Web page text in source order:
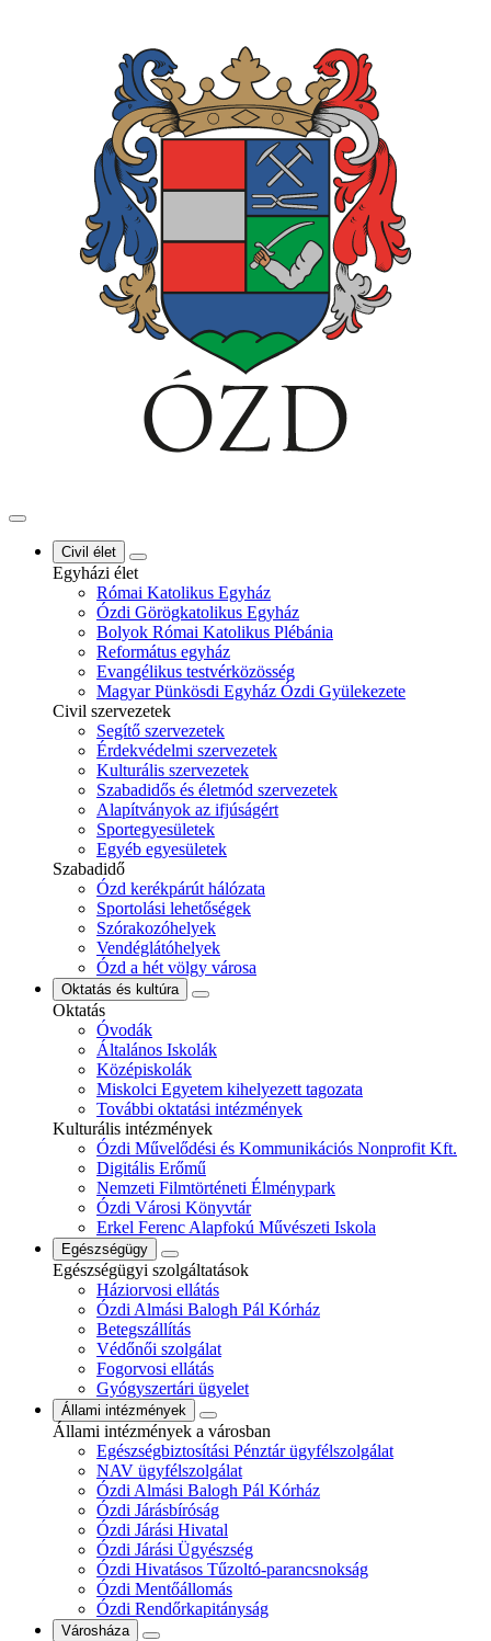
Civil élet
Egyházi élet
Római Katolikus Egyház
Ózdi Görögkatolikus Egyház
Bolyok Római Katolikus Plébánia
Református egyház
Evangélikus testvérközösség
Magyar Pünkösdi Egyház Ózdi Gyülekezete
Civil szervezetek
Segítő szervezetek
Érdekvédelmi szervezetek
Kulturális szervezetek
Szabadidős és életmód szervezetek
Alapítványok az ifjúságért
Sportegyesületek
Egyéb egyesületek
Szabadidő
Ózd kerékpárút hálózata
Sportolási lehetőségek
Szórakozóhelyek
Vendéglátóhelyek
Ózd a hét völgy városa
Oktatás és kultúra
Oktatás
Óvodák
Általános Iskolák
Középiskolák
Miskolci Egyetem kihelyezett tagozata
További oktatási intézmények
Kulturális intézmények
Ózdi Művelődési és Kommunikációs Nonprofit Kft.
Digitális Erőmű
Nemzeti Filmtörténeti Élménypark
Ózdi Városi Könyvtár
Erkel Ferenc Alapfokú Művészeti Iskola
Egészségügy
Egészségügyi szolgáltatások
Háziorvosi ellátás
Ózdi Almási Balogh Pál Kórház
Betegszállítás
Védőnői szolgálat
Fogorvosi ellátás
Gyógyszertári ügyelet
Állami intézmények
Állami intézmények a városban
Egészségbiztosítási Pénztár ügyfélszolgálat
NAV ügyfélszolgálat
Ózdi Almási Balogh Pál Kórház
Ózdi Járásbíróság
Ózdi Járási Hivatal
Ózdi Járási Ügyészség
Ózdi Hivatásos Tűzoltó-parancsnokság
Ózdi Mentőállomás
Ózdi Rendőrkapitányság
Városháza